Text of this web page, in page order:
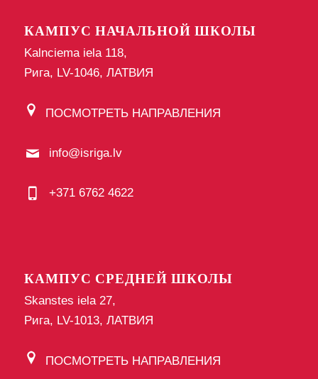
КАМПУС НАЧАЛЬНОЙ ШКОЛЫ
Kalnciema iela 118,
Рига, LV-1046, ЛАТВИЯ
ПОСМОТРЕТЬ НАПРАВЛЕНИЯ
info@isriga.lv
+371 6762 4622
КАМПУС СРЕДНЕЙ ШКОЛЫ
Skanstes iela 27,
Рига, LV-1013, ЛАТВИЯ
ПОСМОТРЕТЬ НАПРАВЛЕНИЯ